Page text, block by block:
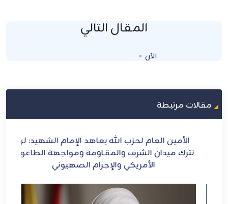
المقال التالي
الآن Loading...
مقالات مرتبطة
الأمين العام لحزب الله يعاهد الإمام الشهيد: لن
نترك ميدان الشرف والمقـاومة ومواجهة الطاغوت
الأمريكي والإجرام الصهيوني